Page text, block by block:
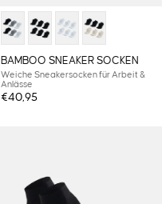
BAMBOO SNEAKER SOCKEN
Weiche Sneakersocken für Arbeit &
Anlässe
€40,95